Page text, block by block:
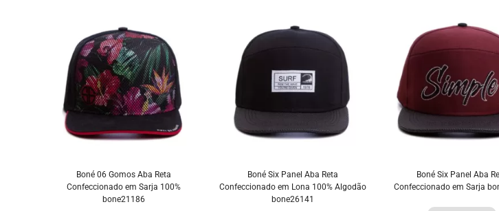
Boné 06 Gomos Aba Reta
Confeccionado em Sarja 100%
bone21186
Boné Six Panel Aba Reta
Confeccionado em Lona 100% Algodão
bone26141
Boné Six Panel Aba
Confeccionado em Sarja